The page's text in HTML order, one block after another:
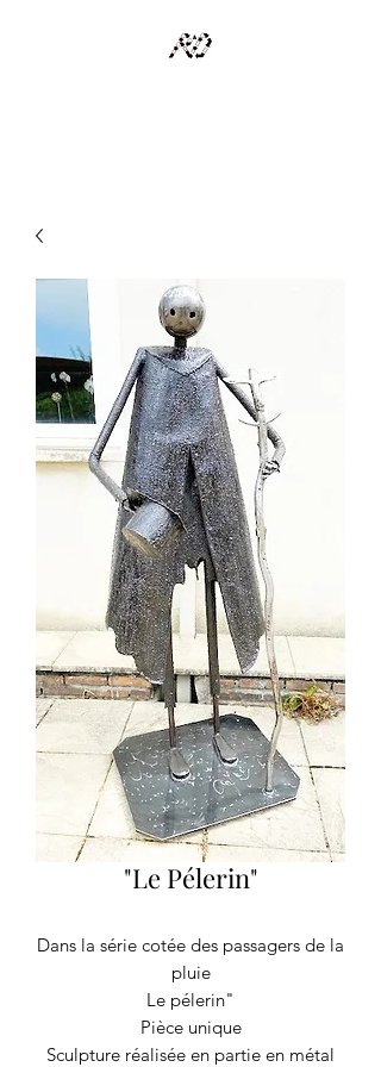
"Le Pélerin"
Dans la série cotée des passagers de la
pluie
Le pélerin"
Pièce unique
Sculpture réalisée en partie en métal